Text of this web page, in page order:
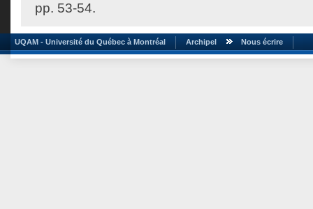
pp. 53-54.
UQAM - Université du Québec à Montréal Archipel Nous écrire